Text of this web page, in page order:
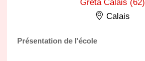
Greta Calais (62)
Calais
Présentation de l'école